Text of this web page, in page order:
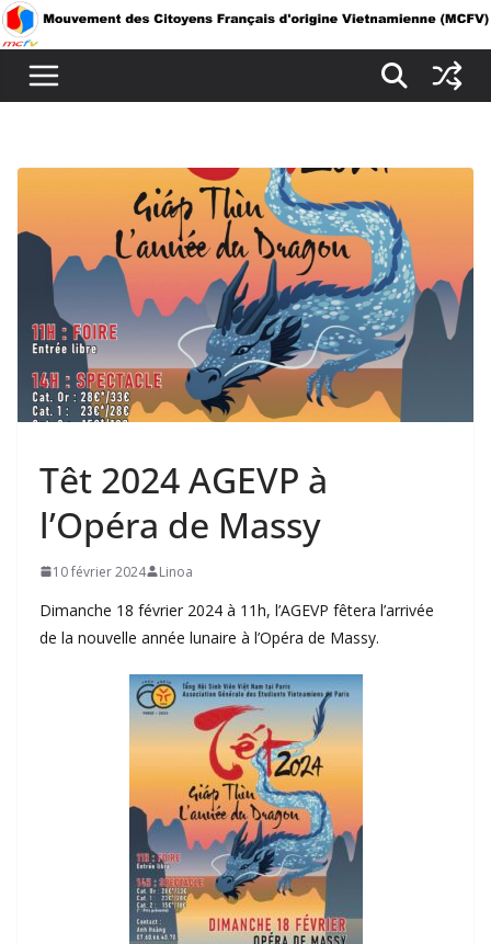
Passer
au
contenu
Têt 2024 AGEVP à
l’Opéra de Massy
10 février 2024 Linoa
Dimanche 18 février 2024 à 11h, l’AGEVP fêtera l’arrivée
de la nouvelle année lunaire à l’Opéra de Massy.